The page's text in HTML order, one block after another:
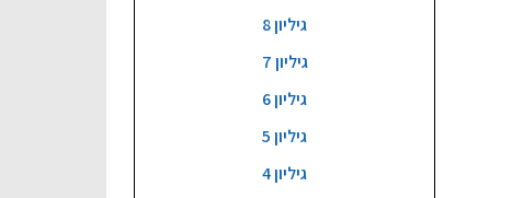
גיליון 8
גיליון 7
גיליון 6
גיליון 5
גיליון 4